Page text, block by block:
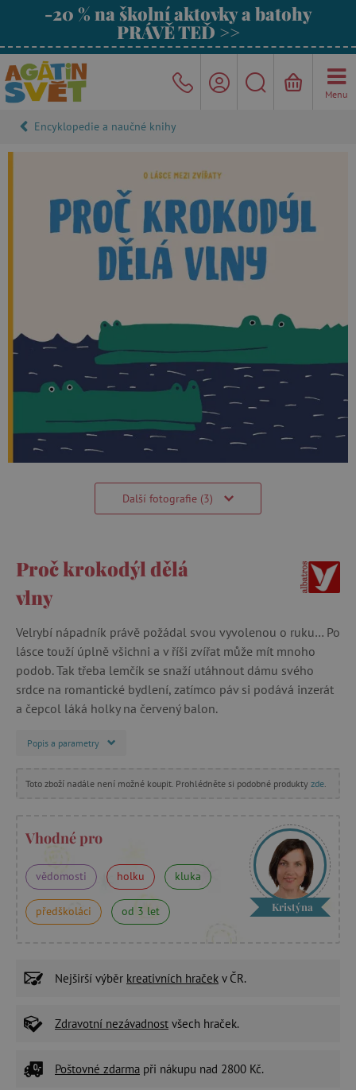
-20 % na školní aktovky a batohy
PRÁVĚ TEĎ >>
Menu
Encyklopedie a naučné knihy
Další fotografie (3)
Proč krokodýl dělá
vlny
Velrybí nápadník právě požádal svou vyvolenou o ruku… Po
lásce touží úplně všichni a v říši zvířat může mít mnoho
podob. Tak třeba lemčík se snaží utáhnout dámu svého
srdce na romantické bydlení, zatímco páv si podává inzerát
a čepcol láká holky na červený balon.
Popis a parametry
Toto zboží nadále není možné koupit. Prohlédněte si podobné produkty zde
Vhodné pro
vědomosti holku kluka
předškoláci od 3 let Kristýna
Nejširší výběr kreativních hraček v ČR.
Zdravotní nezávadnost všech hraček.
Poštovné zdarma při nákupu nad 2800 Kč.